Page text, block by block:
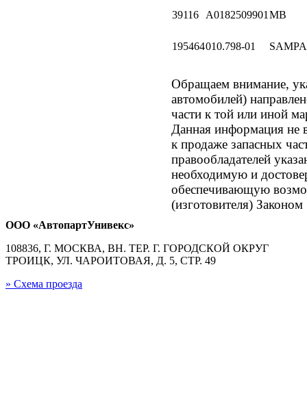
39116 A0182509901 MB
195464010.798-01 SAMPA
Обращаем внимание,
автомобилей)
части к той или иной
Данная информация не
к продаже запасных
правообладателей
необходимую и
обеспечивающую
(изготовителя)
ООО «АвтопартУнивекс»
108836, Г. МОСКВА, ВН. ТЕР. Г. ГОРОДСКОЙ ОКРУГ
ТРОИЦК, УЛ. ЧАРОИТОВАЯ, Д. 5, СТР. 49
» Схема проезда